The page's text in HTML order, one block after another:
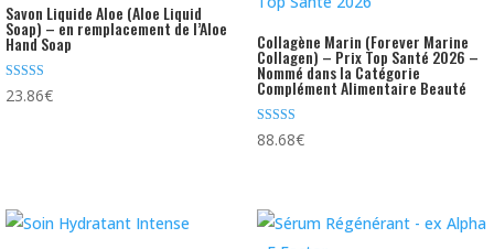
Savon Liquide Aloe (Aloe Liquid
Soap) – en remplacement de l’Aloe
Hand Soap
Note
4.83
23.86€
Collagène Marin (Forever Marine
Collagen) – Prix Top Santé 2026 –
Nommé dans la Catégorie
Complément Alimentaire Beauté
Note
4.85
88.68€